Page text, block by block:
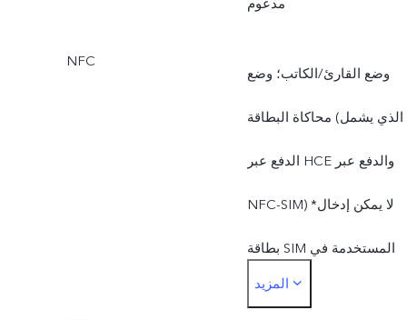
NFC
وضع القارئ/الكاتب؛ وضع
محاكاة البطاقة (الذي يشمل
الدفع عبر HCE والدفع عبر
NFC-SIM) *لا يمكن إدخال
بطاقة SIM المستخدمة في
الدفع ببطاقة SIM إلا في فتحة
المزيد